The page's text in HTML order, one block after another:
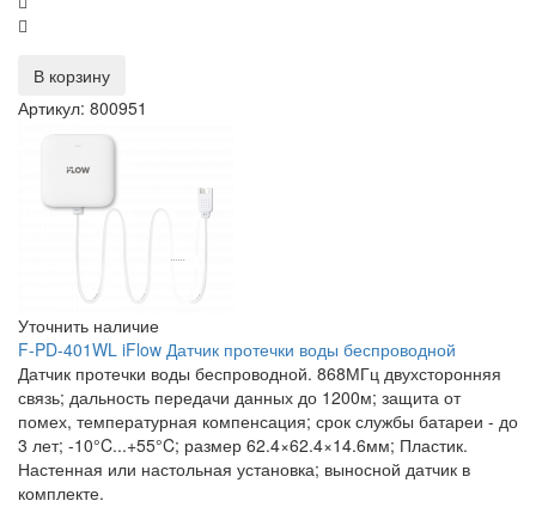
В корзину
Артикул: 800951
Уточнить наличие
F-PD-401WL iFlow Датчик протечки воды беспроводной
Датчик протечки воды беспроводной. 868МГц двухсторонняя
связь; дальность передачи данных до 1200м; защита от
помех, температурная компенсация; срок службы батареи - до
3 лет; -10°C...+55°C; размер 62.4×62.4×14.6мм; Пластик.
Настенная или настольная установка; выносной датчик в
комплекте.